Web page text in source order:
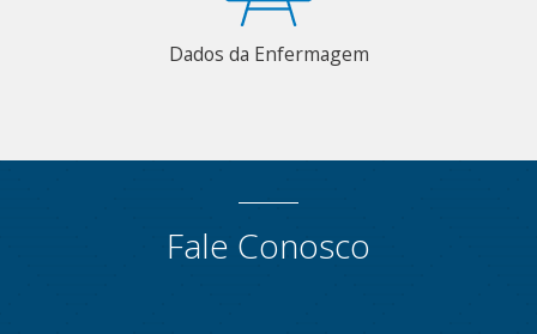
Dados da Enfermagem
Fale Conosco